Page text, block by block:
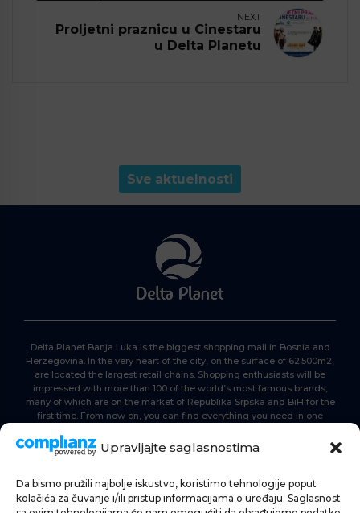
Upravljajte saglasnostima
Da bismo pružili najbolje iskustvo, koristimo tehnologije poput
kolačića za čuvanje i/ili pristup informacijama o uređaju. Saglasnost
NEXT
Proljetni praznicu u Cinestaru
u Delta Planetu
Sve aktuelnosti
Delta Planet Banja Luka is the biggest shopping mall in Bosnia and
Herzegovina. In the very heart of the city, on the surface of 62.500m2,
are located the largest retail chains. Shopping enthusiasts will be
impressed with more than 100 of the world’s most famous brands,
many of which are on the market of Republika Srpska and BiH for the
first time. From now on, you can find everything you need in one
HOME